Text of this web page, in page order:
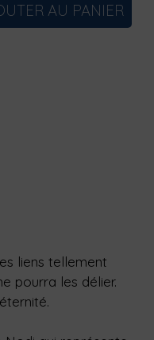
AU PANIER
liens tellement
pourra les délier.